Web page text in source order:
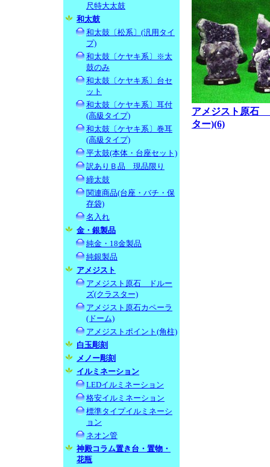
尺特大太鼓
和太鼓
和太鼓〔松系〕(汎用タイ
プ)
和太鼓〔ケヤキ系〕※太
鼓のみ
和太鼓〔ケヤキ系〕台セ
ット
和太鼓〔ケヤキ系〕耳付
(高級タイプ)
和太鼓〔ケヤキ系〕巻耳
(高級タイプ)
平太鼓(本体・台座セット)
訳ありＢ品 現品限り
締太鼓
関連商品(台座・バチ・保
存袋)
名入れ
金・銀製品
純金・18金製品
純銀製品
アメジスト
アメジスト原石 ドルー
ズ(クラスター)
アメジスト原石カペーラ
(ドーム)
アメジストポイント(角柱)
白玉彫刻
メノー彫刻
イルミネーション
LEDイルミネーション
格安イルミネーション
標準タイプイルミネーシ
ョン
ネオン管
神殿コラム置き台・置物・
花瓶
アメジスト原石
ター)(6)